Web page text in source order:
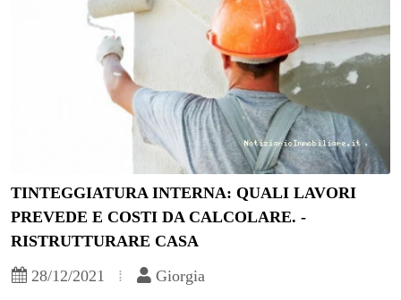
TINTEGGIATURA INTERNA: QUALI LAVORI
PREVEDE E COSTI DA CALCOLARE. -
RISTRUTTURARE CASA
28/12/2021
Giorgia